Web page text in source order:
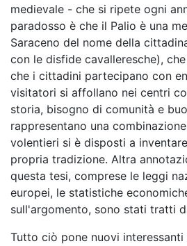
medievale - che si ripete ogni
paradosso è che il Palio è una
Saraceno del nome della
con le disfide cavalleresche),
che i cittadini partecipano con
visitatori si affollano nei centri
storia, bisogno di comunità e
rappresentano una
volentieri si è disposti a
propria tradizione. Altra
questa tesi, comprese le leggi
europei, le statistiche
sull'argomento, sono stati tratti
Tutto ciò pone nuovi